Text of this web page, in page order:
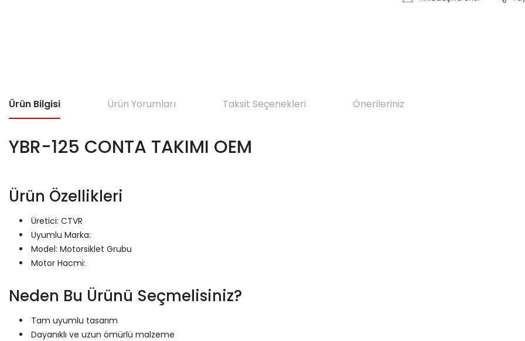
Ürün Bilgisi Ürün Yorumları Taksit Seçenekleri Önerileriniz
YBR-125 CONTA TAKIMI OEM
Ürün Özellikleri
Üretici: CTVR
Uyumlu Marka:
Model: Motorsiklet Grubu
Motor Hacmi:
Neden Bu Ürünü Seçmelisiniz?
Tam uyumlu tasarım
Dayanıklı ve uzun ömürlü malzeme